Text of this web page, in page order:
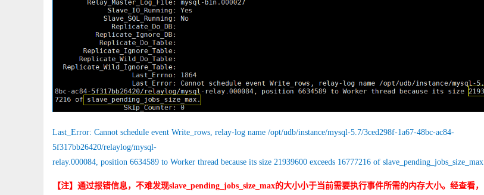
Last_Error: Cannot schedule event Write_rows, relay-log name /opt/udb/instance/mysql-5.7/3ced298f-1a67-48bc-ac84-
5f317bb26420/relaylog/mysql-
relay.000084, position 6634589 to Worker thread because its size 21939600 exceeds 16777216 of slave_pending_jobs_size_max.
【注】通过报错信息，不难发现slave_pending_jobs_size_max的大小小于当前需要执行事件所需的内存大小。经查看，